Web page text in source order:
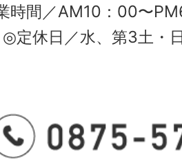
時間／AM10：00〜
◎定休日／水、第3土・